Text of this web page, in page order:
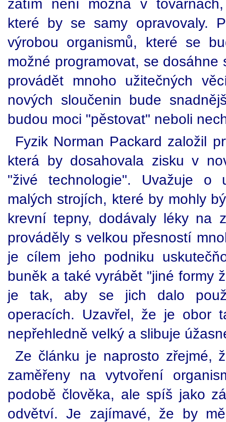
zatím není možná v
které by se samy opravovaly.
výrobou organismů, které se
možné programovat, se
provádět mnoho užitečných
nových sloučenin bude
budou moci "pěstovat" neboli
Fyzik Norman Packard založil
která by dosahovala zisku v
"živé technologie". Uvažuje o
malých strojích, které by mohly
krevní tepny, dodávaly léky na
prováděly s velkou přesností
je cílem jeho podniku
buněk a také vyrábět "jiné formy
je tak, aby se jich dalo
operacích. Uzavřel, že je obor
nepřehledně velký a slibuje
Ze článku je naprosto zřejmé,
zaměřeny na vytvoření
podobě člověka, ale spíš jako
odvětví. Je zajímavé, že by